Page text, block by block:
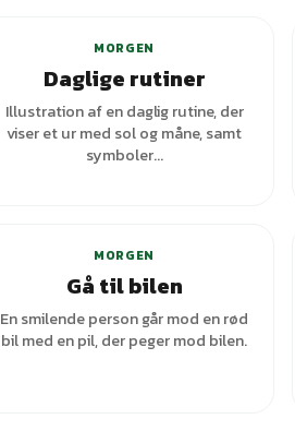
MORGEN
Daglige rutiner
Illustration af en daglig rutine, der
viser et ur med sol og måne, samt
symboler...
MORGEN
Gå til bilen
En smilende person går mod en rød
bil med en pil, der peger mod bilen.